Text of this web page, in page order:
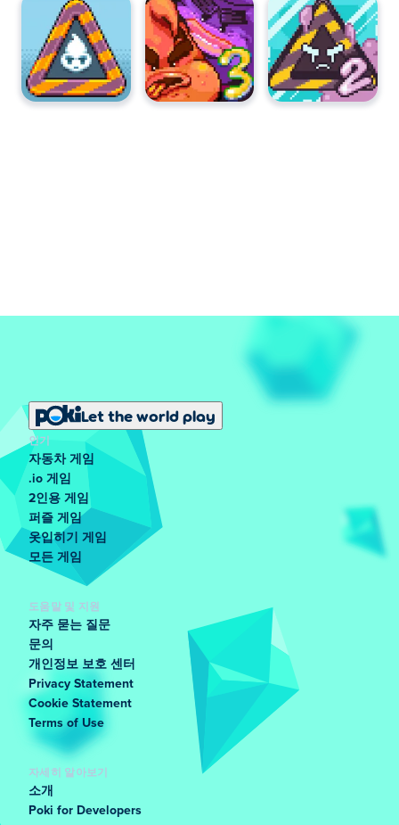
Let the world play
인기
자동차 게임
.io 게임
2인용 게임
퍼즐 게임
옷입히기 게임
모든 게임
도움말 및 지원
자주 묻는 질문
문의
개인정보 보호 센터
Privacy Statement
Cookie Statement
Terms of Use
자세히 알아보기
소개
Poki for Developers